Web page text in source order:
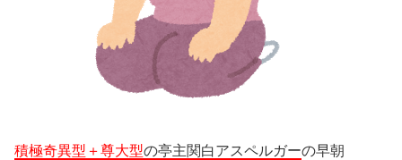
積極奇異型＋尊大型の亭主関白アスペルガーの早朝